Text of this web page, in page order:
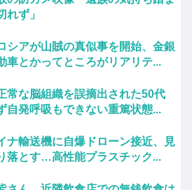
れず」
シアが山賊の真似事を開始、金銀
車とかってところがリアリテ...
常な脳組織を誤摘出された50代
自発呼吸もできない重篤状態...
ナ輸送機に自爆ドローン接近、見
落とす…高性能プラスチック...